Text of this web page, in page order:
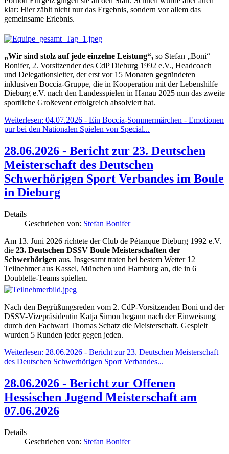
klar: Hier zählt nicht nur das Ergebnis, sondern vor allem das
gemeinsame Erlebnis.
„Wir sind stolz auf jede einzelne Leistung“, so Stefan „Boni“
Bonifer, 2. Vorsitzender des CdP Dieburg 1992 e.V., Headcoach
und Delegationsleiter, der erst vor 15 Monaten gegründeten
inklusiven Boccia-Gruppe, die in Kooperation mit der Lebenshilfe
Dieburg e.V. nach den Landesspielen in Hanau 2025 nun das zweite
sportliche Großevent erfolgreich absolviert hat.
Weiterlesen: 04.07.2026 - Ein Boccia-Sommermärchen - Emotionen
pur bei den Nationalen Spielen von Special...
28.06.2026 - Bericht zur 23. Deutschen
Meisterschaft des Deutschen
Schwerhörigen Sport Verbandes im Boule
in Dieburg
Details
Geschrieben von: Stefan Bonifer
Am 13. Juni 2026 richtete der Club de Pétanque Dieburg 1992 e.V.
die 23. Deutschen DSSV Boule Meisterschaften der
Schwerhörigen aus. Insgesamt traten bei bestem Wetter 12
Teilnehmer aus Kassel, München und Hamburg an, die in 6
Doublette-Teams spielten.
Nach den Begrüßungsreden vom 2. CdP-Vorsitzenden Boni und der
DSSV-Vizepräsidentin Katja Simon begann nach der Einweisung
durch den Fachwart Thomas Schatz die Meisterschaft. Gespielt
wurden 5 Runden jeder gegen jeden.
Weiterlesen: 28.06.2026 - Bericht zur 23. Deutschen Meisterschaft
des Deutschen Schwerhörigen Sport Verbandes...
28.06.2026 - Bericht zur Offenen
Hessischen Jugend Meisterschaft am
07.06.2026
Details
Geschrieben von: Stefan Bonifer